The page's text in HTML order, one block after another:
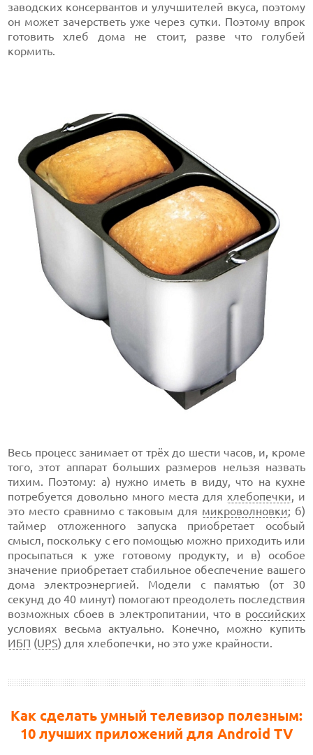
заводских консервантов и улучшителей вкуса, поэтому
он может зачерстветь уже через сутки. Поэтому впрок
готовить хлеб дома не стоит, разве что голубей
кормить.
Весь процесс занимает от трёх до шести часов, и, кроме
того, этот аппарат больших размеров нельзя назвать
тихим. Поэтому: а) нужно иметь в виду, что на кухне
потребуется довольно много места для хлебопечки, и
это место сравнимо с таковым для микроволновки; б)
таймер отложенного запуска приобретает особый
смысл, поскольку с его помощью можно приходить или
просыпаться к уже готовому продукту, и в) особое
значение приобретает стабильное обеспечение вашего
дома электроэнергией. Модели с памятью (от 30
секунд до 40 минут) помогают преодолеть последствия
возможных сбоев в электропитании, что в российских
условиях весьма актуально. Конечно, можно купить
ИБП (UPS) для хлебопечки, но это уже крайности.
Как сделать умный телевизор полезным:
10 лучших приложений для Android TV